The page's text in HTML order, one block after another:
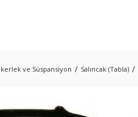
ve Süspansiyon Salıncak (Tabla)